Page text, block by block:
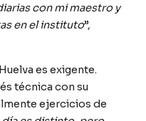
con mi maestro y
en el instituto”,
es exigente.
técnica con su
ejercicios de